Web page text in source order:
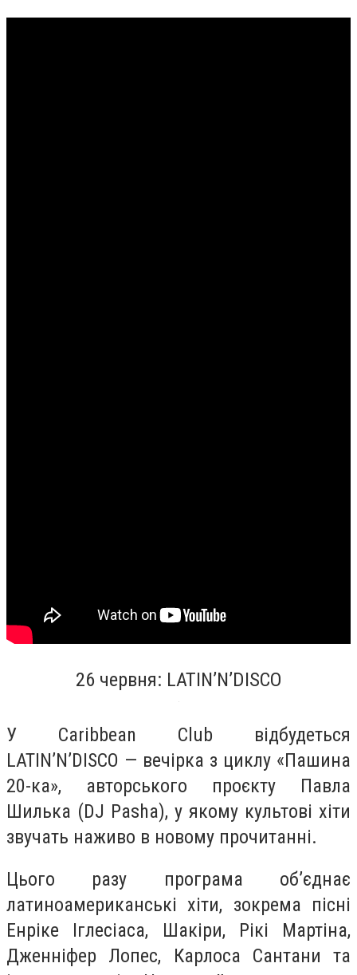
26 червня: LATIN’N’DISCO
У Caribbean Club відбудеться
LATIN’N’DISCO — вечірка з циклу «Пашина
20-ка», авторського проєкту Павла
Шилька (DJ Pasha), у якому культові хіти
звучать наживо в новому прочитанні.
Цього разу програма об’єднає
латиноамериканські хіти, зокрема пісні
Енріке Іглесіаса, Шакіри, Рікі Мартіна,
Дженніфер Лопес, Карлоса Сантани та